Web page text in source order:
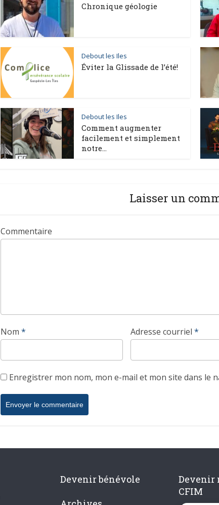
Chronique géologie
Debout les Iles
Éviter la Glissade de l’été!
Debout les Iles
Comment augmenter
facilement et simplement
notre...
Laisser un
Commentaire
Nom * Adresse courriel *
Enregistrer mon nom, mon e-mail et mon site dans le
Devenir bénévole
Devenir
CFIM